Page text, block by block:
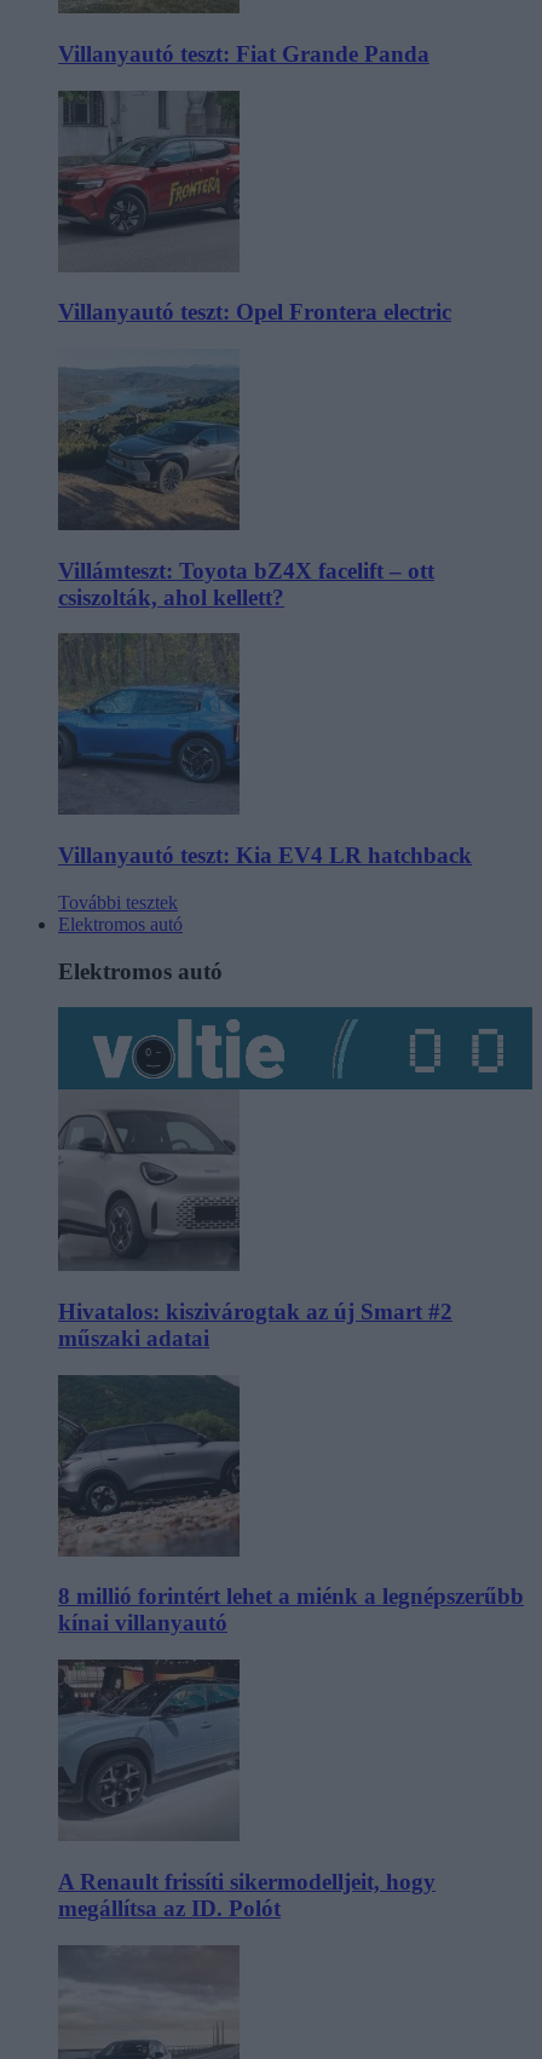
Villanyautó teszt: Fiat Grande Panda
Villanyautó teszt: Opel Frontera electric
Villámteszt: Toyota bZ4X facelift – ott
csiszolták, ahol kellett?
Villanyautó teszt: Kia EV4 LR hatchback
További tesztek
Elektromos autó
Elektromos autó
Hivatalos: kiszivárogtak az új Smart #2
műszaki adatai
8 millió forintért lehet a miénk a legnépszerűbb
kínai villanyautó
A Renault frissíti sikermodelljeit, hogy
megállítsa az ID. Polót